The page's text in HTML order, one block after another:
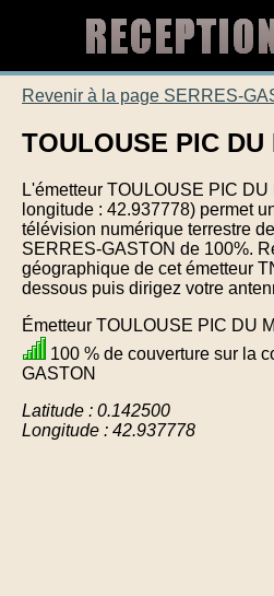
Revenir à la page SERRES-
TOULOUSE PIC DU
L'émetteur TOULOUSE PIC
longitude : 42.937778) permet
télévision numérique terrestre
SERRES-GASTON de 100%.
géographique de cet émetteur
dessous puis dirigez votre
Émetteur TOULOUSE PIC DU
100 % de couverture sur la
GASTON
Latitude : 0.142500
Longitude : 42.937778